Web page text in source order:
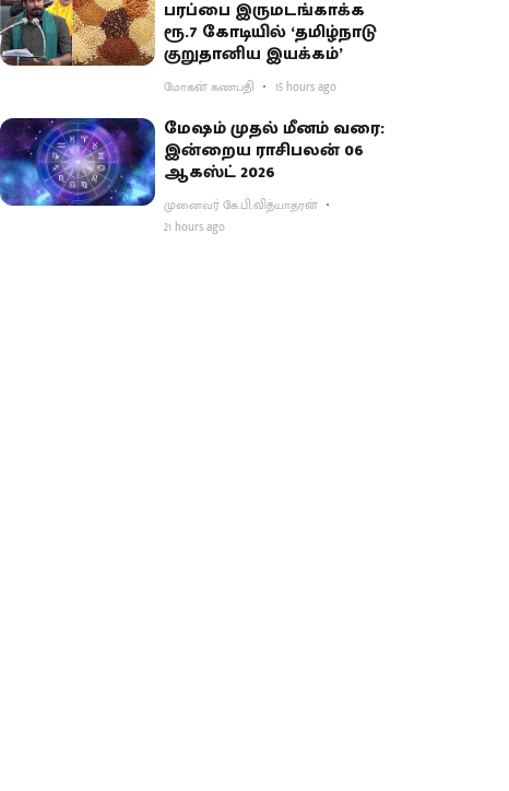
பரப்பை இருமடங்காக்க
ரூ.7 கோடியில் ‘தமிழ்நாடு
குறுதானிய இயக்கம்’
மோகன் கணபதி 15 hours ago
மேஷம் முதல் மீனம் வரை:
இன்றைய ராசிபலன் 06
ஆகஸ்ட் 2026
முனைவர் கே.பி.வித்யாதரன்
21 hours ago